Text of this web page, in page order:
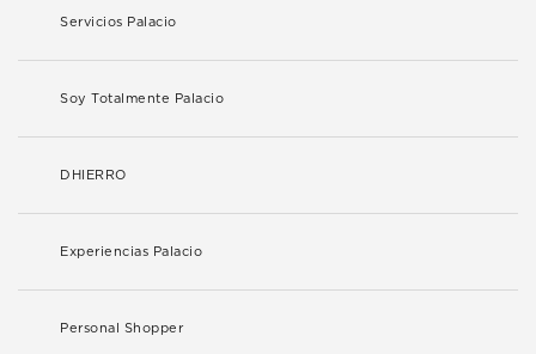
Servicios Palacio
Soy Totalmente Palacio
DHIERRO
Experiencias Palacio
Personal Shopper